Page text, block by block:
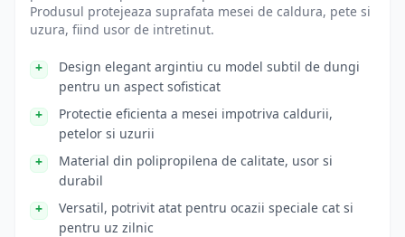
Produsul protejeaza suprafata mesei de caldura, pete si
uzura, fiind usor de intretinut.
Design elegant argintiu cu model subtil de dungi
pentru un aspect sofisticat
Protectie eficienta a mesei impotriva caldurii,
petelor si uzurii
Material din polipropilena de calitate, usor si
durabil
Versatil, potrivit atat pentru ocazii speciale cat si
pentru uz zilnic